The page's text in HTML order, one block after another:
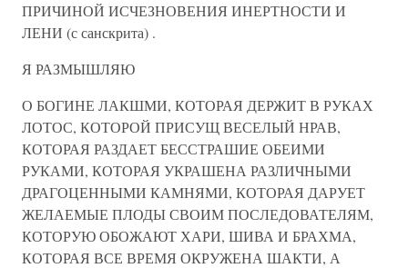
ПРИЧИНОЙ ИСЧЕЗНОВЕНИЯ ИНЕРТНОСТИ И
ЛЕНИ (с санскрита) .
Я РАЗМЫШЛЯЮ
О БОГИНЕ ЛАКШМИ, КОТОРАЯ ДЕРЖИТ В РУКАХ
ЛОТОС, КОТОРОЙ ПРИСУЩ ВЕСЕЛЫЙ НРАВ,
КОТОРАЯ РАЗДАЕТ БЕССТРАШИЕ ОБЕИМИ
РУКАМИ, КОТОРАЯ УКРАШЕНА РАЗЛИЧНЫМИ
ДРАГОЦЕННЫМИ КАМНЯМИ, КОТОРАЯ ДАРУЕТ
ЖЕЛАЕМЫЕ ПЛОДЫ СВОИМ ПОСЛЕДОВАТЕЛЯМ,
КОТОРУЮ ОБОЖАЮТ ХАРИ, ШИВА И БРАХМА,
КОТОРАЯ ВСЕ ВРЕМЯ ОКРУЖЕНА ШАКТИ, А